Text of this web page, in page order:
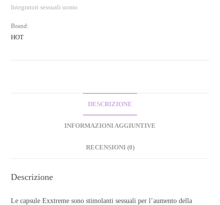
Integratori sessuali uomo
Brand:
HOT
DESCRIZIONE
INFORMAZIONI AGGIUNTIVE
RECENSIONI (0)
Descrizione
Le capsule Exxtreme sono stimolanti sessuali per l’aumento della